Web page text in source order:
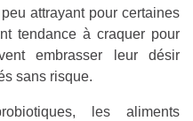
attrayant pour certaines
tendance à craquer pour
embrasser leur désir
sans risque.
les aliments